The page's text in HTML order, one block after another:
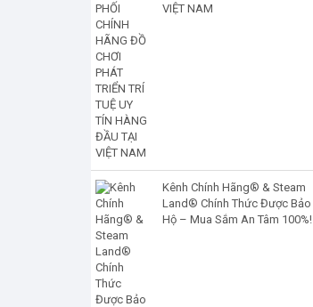
VIỆT NAM
Kênh Chính Hãng® & Steam
Land® Chính Thức Được Bảo
Hộ – Mua Sắm An Tâm 100%!